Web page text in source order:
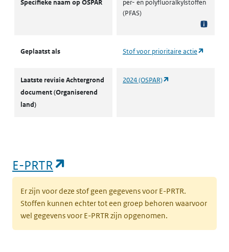
Specifieke naam op OSPAR
per- en polyfluoralkylstoffen
(PFAS)
Geplaatst als Stof voor prioritaire actie
Laatste revisie Achtergrond
document (Organiserend
land)
2024 (OSPAR)
E-PRTR
Er zijn voor deze stof geen gegevens voor E-PRTR.
Stoffen kunnen echter tot een groep behoren waarvoor
wel gegevens voor E-PRTR zijn opgenomen.